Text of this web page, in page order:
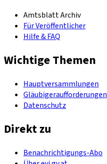
Amtsblatt Archiv
Für Veröffentlicher
Hilfe & FAQ
Wichtige Themen
Hauptversammlungen
Gläubigeraufforderungen
Datenschutz
Direkt zu
Benachrichtigungs-Abo